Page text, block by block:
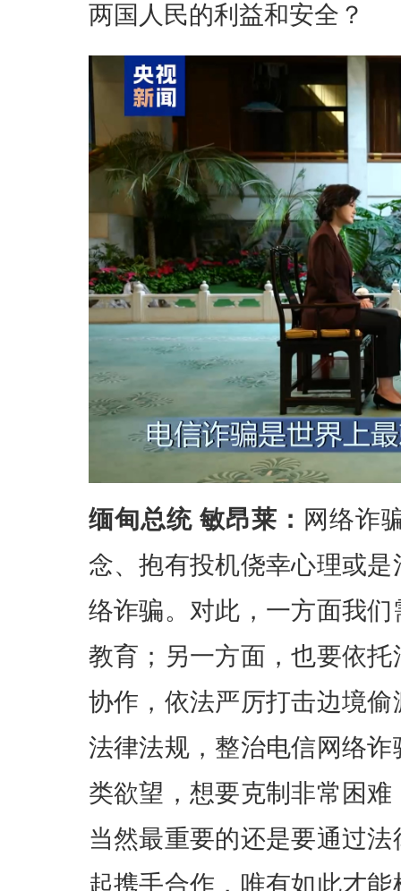
两国人民的利益和安全？
缅甸总统 敏昂莱： 网络诈
念、抱有投机侥幸心理或
络诈骗。对此，一方面我
教育；另一方面，也要依
协作，依法严厉打击边境
法律法规，整治电信网络
类欲望，想要克制非常困
当然最重要的还是要通过
起携手合作，唯有如此才